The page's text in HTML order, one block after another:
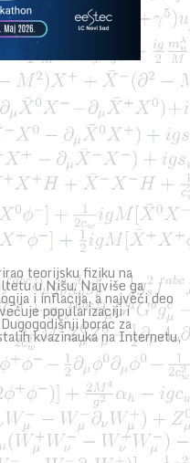
teorijsku fiziku na
u Nišu. Najviše ga
i inflacija, a najveći deo
popularizaciji i
borac za
kvazinauka na Internetu,